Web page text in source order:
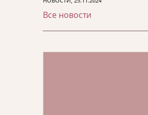
Все новости